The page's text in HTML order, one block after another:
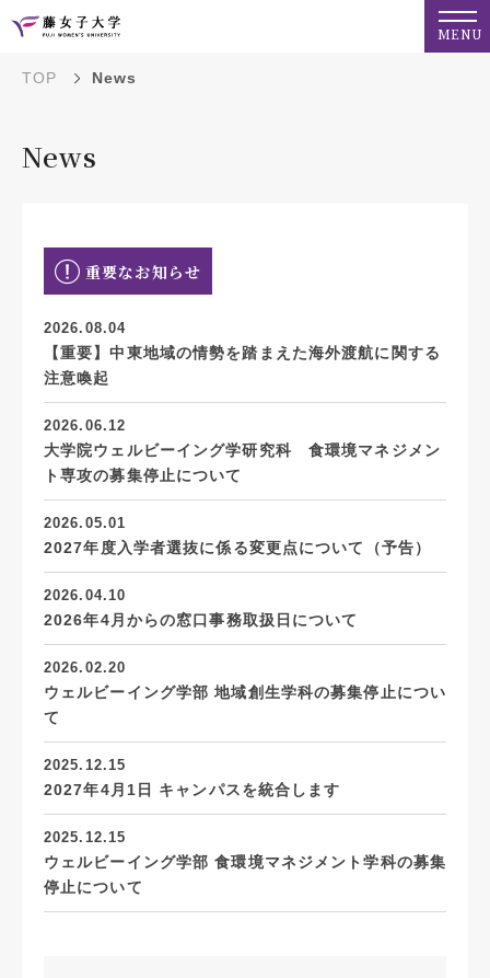
MENU
TOP News
News
重要なお知らせ
2026.08.04
【重要】中東地域の情勢を踏まえた海外渡航に関する
注意喚起
2026.06.12
大学院ウェルビーイング学研究科 食環境マネジメン
ト専攻の募集停止について
2026.05.01
2027年度入学者選抜に係る変更点について（予告）
2026.04.10
2026年4月からの窓口事務取扱日について
2026.02.20
ウェルビーイング学部 地域創生学科の募集停止につい
て
2025.12.15
2027年4月1日 キャンパスを統合します
2025.12.15
ウェルビーイング学部 食環境マネジメント学科の募集
停止について